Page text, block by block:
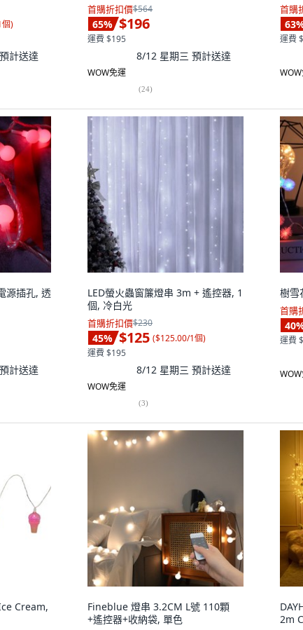
)
預計送達
首購折扣價$564
65% $196
運費 $195
8/12 星期三 預計送達
WOW免運
(24)
首購
63
運費
源插孔, 透
預計送達
LED螢火蟲窗簾燈串 3m + 遙控器, 1
個, 冷白光
首購折扣價$230
45% $125 ($125.00/1個)
運費 $195
8/12 星期三 預計送達
WOW免運
(3)
樹雪
首購
40
運費
Cream,
Fineblue 燈串 3.2CM L號 110顆
+遙控器+收納袋, 單色
2m